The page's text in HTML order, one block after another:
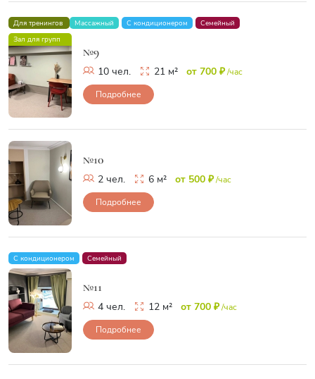
Для тренингов Массажный С кондиционером
Семейный
Зал для групп
№9
10 чел. 21 м² от 700 ₽/час
Подробнее
№10
2 чел. 6 м² от 500 ₽/час
Подробнее
С кондиционером Семейный
№11
4 чел. 12 м² от 700 ₽/час
Подробнее